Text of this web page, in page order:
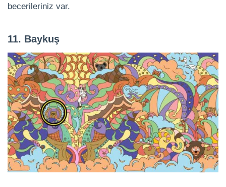
becerileriniz var.
11. Baykuş